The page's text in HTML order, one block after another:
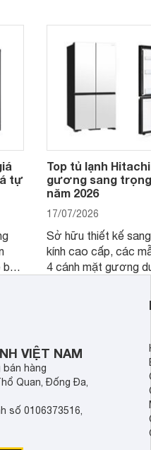
phân khúc khiến
phải cân nhắc.
tự
Top tủ lạnh
gương sang
năm 2026
17/07/2026
Sở hữu thiết kế
kính cao cấp, các
4 cánh mặt gương
tốt nhu cầu lưu trữ
VIỆT NAM
bán hàng
Quan, Đống Đa,
số 0106373516,